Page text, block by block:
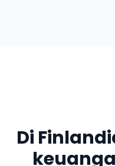
Di